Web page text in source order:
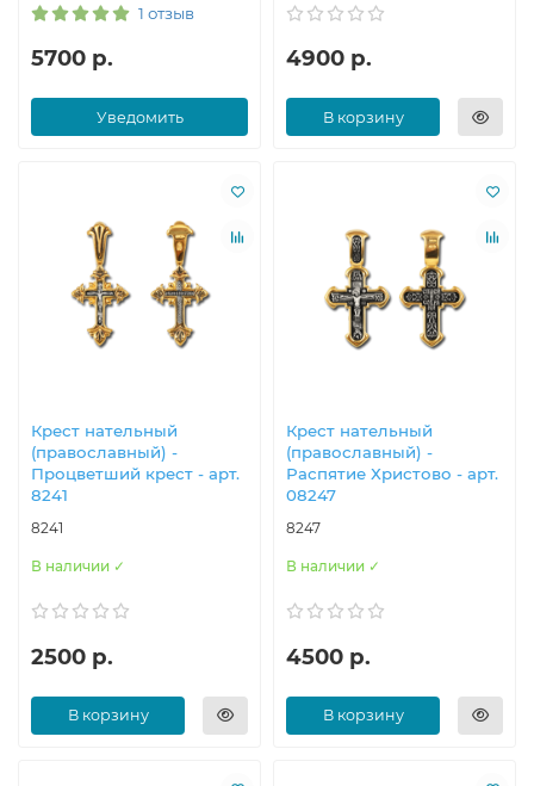
1 отзыв
5700 р.
Уведомить
4900 р.
В корзину
Крест нательный
(православный) -
Процветший крест - арт.
8241
8241
В наличии ✓
2500 р.
В корзину
Крест нательный
(православный) -
Распятие Христово - арт.
08247
8247
В наличии ✓
4500 р.
В корзину